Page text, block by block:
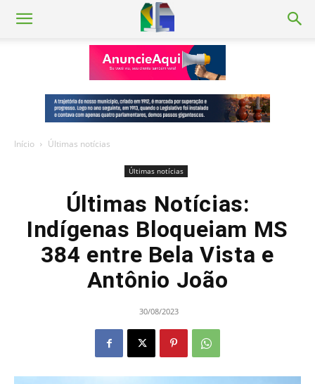
Início Últimas notícias
Últimas notícias
Últimas Notícias:
Indígenas Bloqueiam MS
384 entre Bela Vista e
Antônio João
30/08/2023